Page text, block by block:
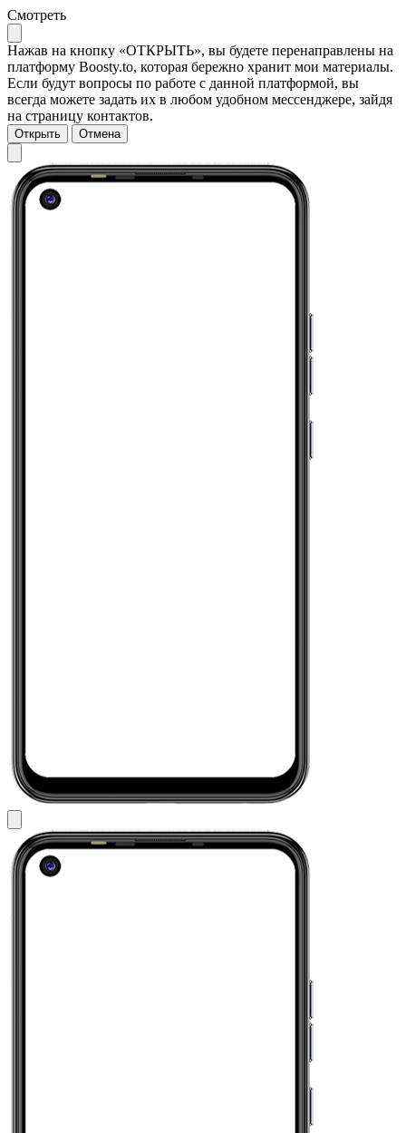
Смотреть
Нажав на кнопку «ОТКРЫТЬ», вы будете перенаправлены на
платформу Boosty.to, которая бережно хранит мои материалы.
Если будут вопросы по работе с данной платформой, вы
всегда можете задать их в любом удобном мессенджере, зайдя
на страницу контактов.
Открыть Отмена